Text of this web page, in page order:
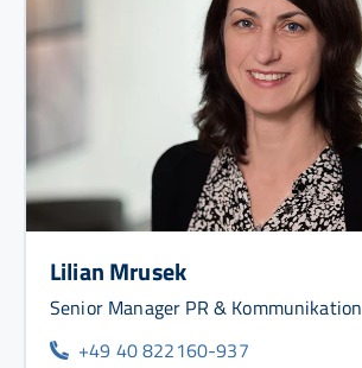
Lilian Mrusek
Senior Manager PR & Kommunikation
+49 40 822160-937